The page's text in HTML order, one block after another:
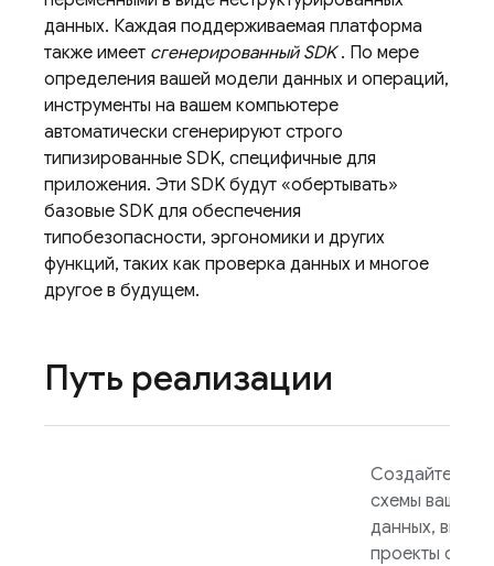
данных. Каждая поддерживаемая платформа
также имеет сгенерированный SDK. По мере
определения вашей модели данных и операций,
инструменты на вашем компьютере
автоматически сгенерируют строго
типизированные SDK, специфичные для
приложения. Эти SDK будут «обертывать»
базовые SDK для обеспечения
типобезопасности, эргономики и других
функций, таких как проверка данных и многое
другое в будущем.
Путь реализации
Создайте
схемы вашей
данных,
проекты с